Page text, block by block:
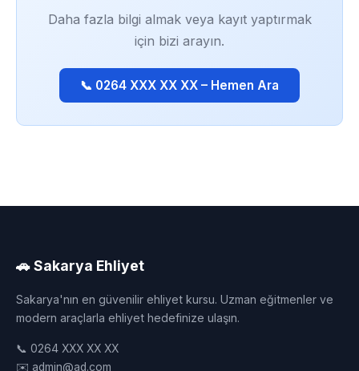
Daha fazla bilgi almak veya kayıt yaptırmak
için bizi arayın.
📞 0264 XXX XX XX – Hemen Ara
🚗 Sakarya Ehliyet
Sakarya'nın en güvenilir ehliyet kursu. Uzman eğitmenler ve
modern araçlarla ehliyet hedefinize ulaşın.
📞 0264 XXX XX XX
✉️ admin@ad.com